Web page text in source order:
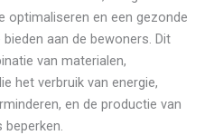
optimaliseren en een gezonde
aan de bewoners. Dit
van materialen,
het verbruik van energie,
en de productie van
beperken.